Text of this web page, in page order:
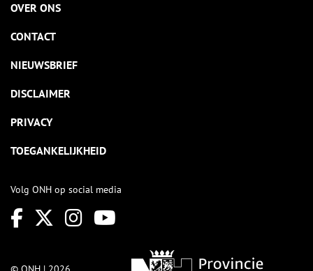
OVER ONS
CONTACT
NIEUWSBRIEF
DISCLAIMER
PRIVACY
TOEGANKELIJKHEID
Volg ONH op social media